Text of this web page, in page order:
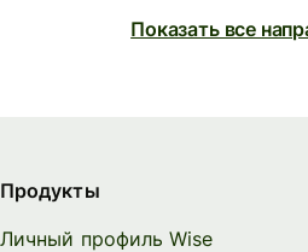
Показать все
Продукты
Личный профиль Wise